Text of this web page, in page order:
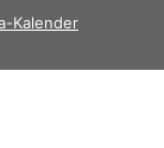
Kalender